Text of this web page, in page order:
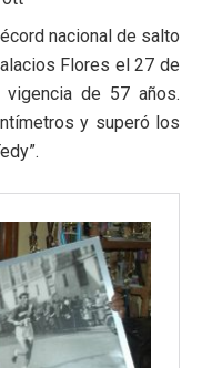
nacional de salto
Flores el 27 de
de 57 años.
y superó los